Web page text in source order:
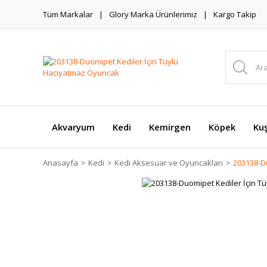
Tüm Markalar Glory Marka Ürünlerimiz Kargo Takip
Akvaryum Kedi Kemirgen Köpek
Anasayfa Kedi Kedi Aksesuar ve Oyuncakları 203138-